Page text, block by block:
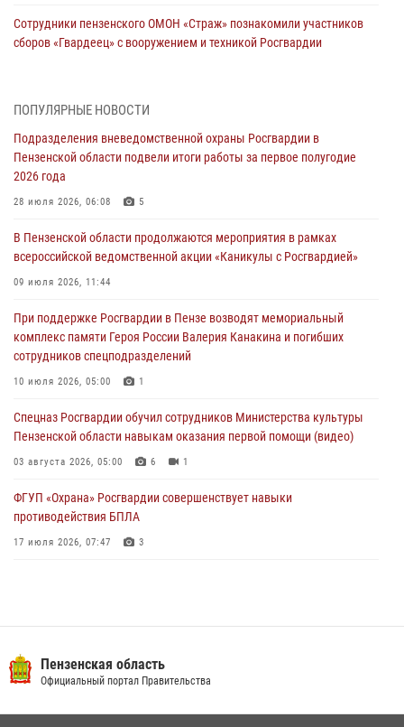
Сотрудники пензенского ОМОН «Страж» познакомили участников
сборов «Гвардеец» с вооружением и техникой Росгвардии
В Пензе сотрудники Росгвардии оказали помощь
05 августа 2026, 04:00
В Пензе при силовой поддержке Росгвардии пресечена
деятельность ОПГ, маскировавшейся под реабилитационный центр
В Управлении Росгвардии по Пензенской области подвели итоги
04 августа 2026, 06:08
Росгвардия обеспечила безопасность праздничных мероприятий в
День ВДВ в Пензе
ПОПУЛЯРНЫЕ НОВОСТИ
Подразделения вневедомственной охраны Росгвардии в
Пензенской области подвели итоги работы за первое полугодие
2026 года
28 июля 2026, 06:08 5
В Пензенской области продолжаются мероприятия в рамках
всероссийской ведомственной акции «Каникулы с Росгвардией»
09 июля 2026, 11:44
При поддержке Росгвардии в Пензе возводят мемориальный
комплекс памяти Героя России Валерия Канакина и погибших
сотрудников спецподразделений
10 июля 2026, 05:00 1
Спецназ Росгвардии обучил сотрудников Министерства культуры
Пензенской области навыкам оказания первой помощи (видео)
03 августа 2026, 05:00 6 1
ФГУП «Охрана» Росгвардии совершенствует навыки
противодействия БПЛА
17 июля 2026, 07:47 3
Пензенский спецназ Росгвардии готовит студентов к окружному
этапу «Зарницы 2.0» (видео)
Пензенская область
Официальный портал Правительства